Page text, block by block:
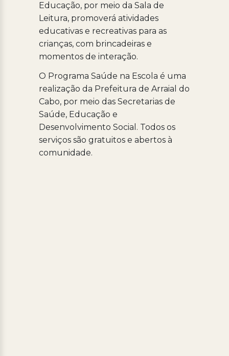
Educação, por meio da Sala de
Leitura, promoverá atividades
educativas e recreativas para as
crianças, com brincadeiras e
momentos de interação.
O Programa Saúde na Escola é uma
realização da Prefeitura de Arraial do
Cabo, por meio das Secretarias de
Saúde, Educação e
Desenvolvimento Social. Todos os
serviços são gratuitos e abertos à
comunidade.